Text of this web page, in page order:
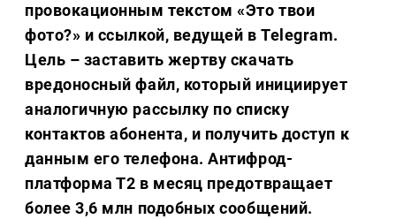
провокационным текстом «Это твои
фото?» и ссылкой, ведущей в Telegram.
Цель – заставить жертву скачать
вредоносный файл, который инициирует
аналогичную рассылку по списку
контактов абонента, и получить доступ к
данным его телефона. Антифрод-
платформа Т2 в месяц предотвращает
более 3,6 млн подобных сообщений.